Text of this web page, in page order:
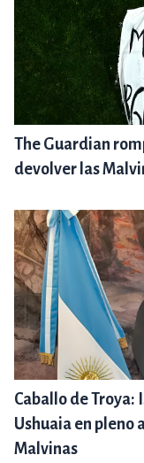
The Guardian
devolver las
Caballo de Troya:
Ushuaia en pleno
Malvinas